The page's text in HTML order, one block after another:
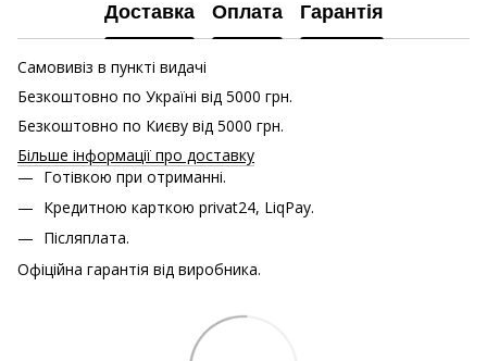
Доставка Оплата Гарантія
Самовивіз в пункті видачі
Безкоштовно по Україні від 5000 грн.
Безкоштовно по Києву від 5000 грн.
Більше інформації про доставку
Готівкою при отриманні.
Кредитною карткою privat24, LiqPay.
Післяплата.
Офіційна гарантія від виробника.